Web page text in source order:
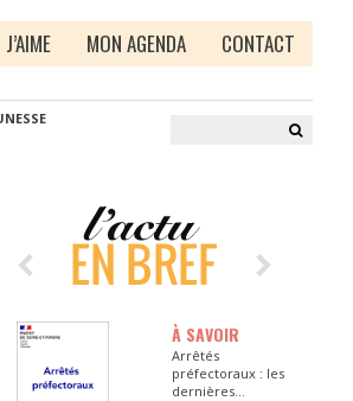
J’AIME MON AGENDA CONTACT
À SAVOIR
Arrêtés
préfectoraux : les
dernières